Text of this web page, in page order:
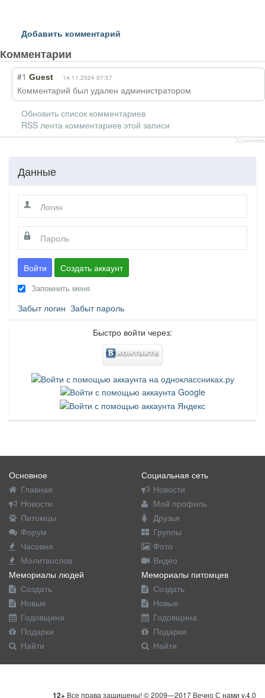
Добавить комментарий
Комментарии
#1 Guest 14.11.2024 07:57
Комментарий был удален администратором
Обновить список комментариев
RSS лента комментариев этой записи
JComments
Данные
Войти Создать аккаунт
Запомнить меня
Забыт логин Забыт пароль
Быстро войти через:
Основное
Главная
Новости
Питомцы
Форум
Часовня
Молитвослов
Социальная сеть
Новости
Мой профиль
Друзья
Группы
Фото
Видео
Мемориалы людей
Создать
Новые
Годовщина
Подарки
Найти
Мемориалы питомцев
Создать
Новые
Годовщина
Подарки
Найти
12+ Все права защищены! © 2009—2017 Вечно С нами v.4.0